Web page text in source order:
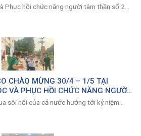
Phục hồi chức năng người tâm thần số 2...
CHÀO MỪNG 30/4 – 1/5 TẠI
VÀ PHỤC HỒI CHỨC NĂNG NGƯỜI
sôi nổi của cả nước hướng tới kỷ niệm...